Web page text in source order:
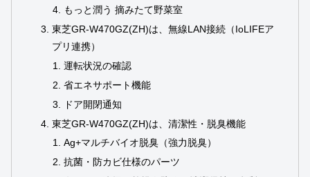
もっと潤う 摘みたて野菜室
東芝GR‑W470GZ(ZH)は、無線LAN接続（IoLIFEア
プリ連携）
運転状況の確認
省エネサポート機能
ドア開閉通知
東芝GR‑W470GZ(ZH)は、清潔性・脱臭機能
Ag+マルチバイオ脱臭（強力脱臭）
抗菌・防カビ仕様のパーツ